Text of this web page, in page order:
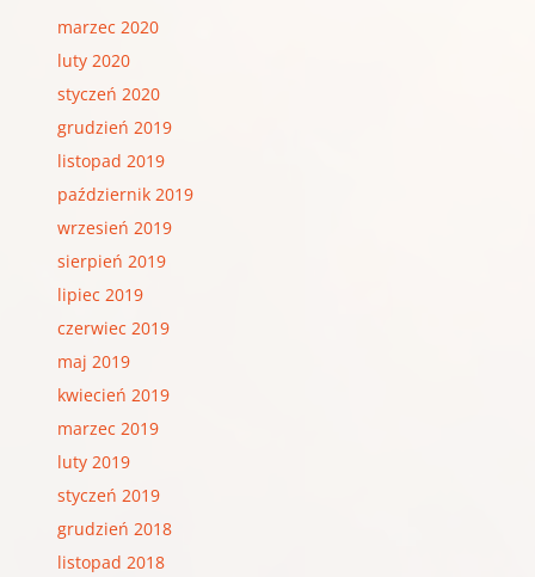
marzec 2020
luty 2020
styczeń 2020
grudzień 2019
listopad 2019
październik 2019
wrzesień 2019
sierpień 2019
lipiec 2019
czerwiec 2019
maj 2019
kwiecień 2019
marzec 2019
luty 2019
styczeń 2019
grudzień 2018
listopad 2018